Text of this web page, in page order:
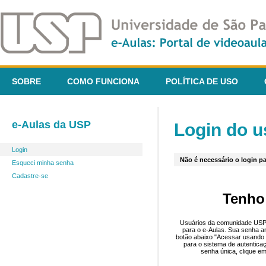
SOBRE COMO FUNCIONA POLÍTICA DE USO
e-Aulas da USP
Login
Esqueci minha senha
Cadastre-se
Login do
Não é necessário o login
Usuários da comunidade
para o e-Aulas. Sua senha
botão abaixo "Acessar
para o sistema de
senha única, clique